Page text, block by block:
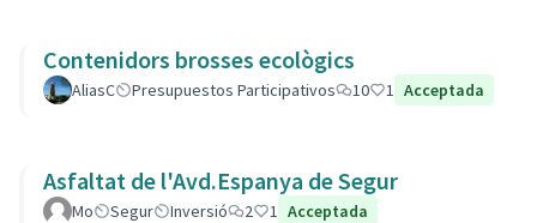
Contenidors brosses ecològics
AliasC Presupuestos Participativos 10 1 Acceptada
Asfaltat de l'Avd.Espanya de Segur
Mo Segur Inversió 2 1 Acceptada